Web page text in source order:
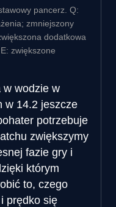
pancerz. Q:
zmniejszony
dodatkowa
zwiększone
w wodzie w
w 14.2 jeszcze
potrzebuje
zwiększymy
fazie gry i
którym
to, czego
prędko się